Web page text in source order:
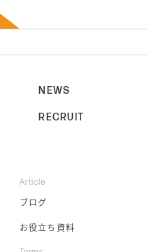
NEWS
RECRUIT
Article
ブログ
お役立ち資料